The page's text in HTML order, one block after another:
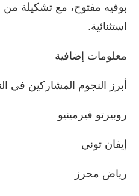
بوفيه مفتوح، مع تشكيلة من
استثنائية.
معلومات إضافية
أبرز النجوم المشاركين في
روبيرتو فيرمينيو
إيفان توني
رياض محرز